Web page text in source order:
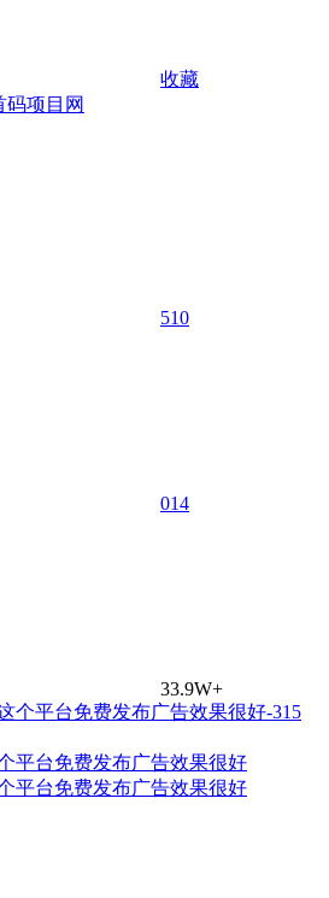
收藏
510
014
33.9W+
平台免费发布广告效果很好
平台免费发布广告效果很好